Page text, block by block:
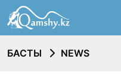
БАСТЫ NEWS